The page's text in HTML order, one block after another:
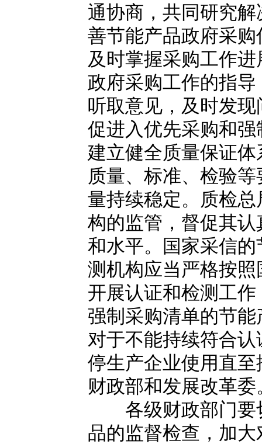
通协商，共同研究
善节能产品政府采
及时掌握采购工作
政府采购工作的指
听取意见，及时发
促进入优先采购和
建立健全质量保证
质量、标准、检验
量持续稳定。质检
构的监管，督促其
和水平。国家采信
测机构应当严格按
开展认证和检测工
强制采购清单的节
对于不能持续符合
停生产企业使用直
财政部和发展改革委
各级财政部门要
品的监督检查，加